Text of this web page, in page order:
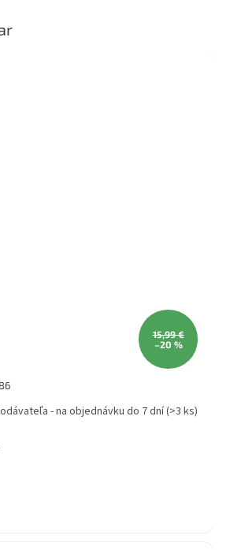
15,99 €
–20 %
- na objednávku do 7 dní(>3 ks)